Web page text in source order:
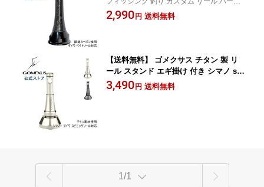
リール 用 カスタム パーツ リールスタ
ンド ボディーキーパー 鍛造カーボン48
ダイワ シマノ 対応 スピニング
2,990 円 送料無料
【送料無料】 ゴメクサス チタン 製 リ
ール スタンド エギ掛け 付き シマノ shi
mano ダイワ daiwa スピニング リール
用 カスタム パーツ リールスタンド 17
3,490 円 送料無料
1/1